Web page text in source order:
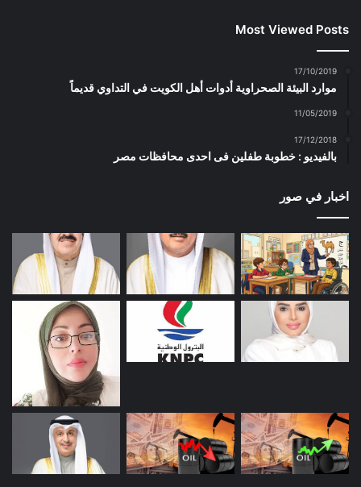
Most Viewed Posts
17/10/2019
موارد البيئة الصحراوية أدوات أهل الكويت في التداوي قديماً
11/05/2019
17/12/2018
بالفيديو : خطوبة طفلين فى احدى محافظات مصر
اخبار في صور